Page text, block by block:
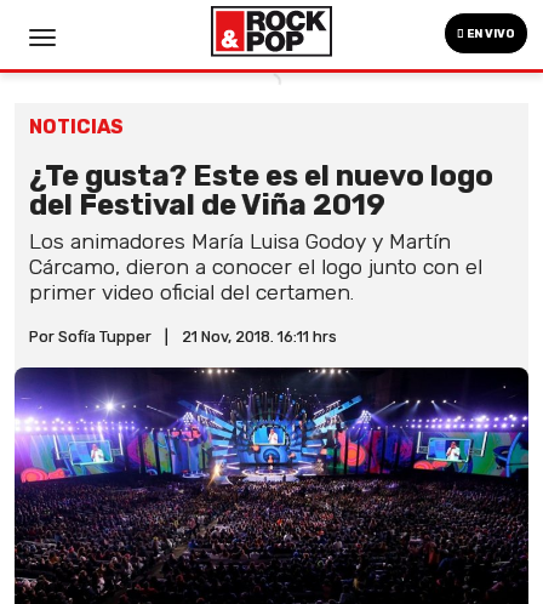
EN VIVO
NOTICIAS
¿Te gusta? Este es el nuevo logo
del Festival de Viña 2019
Los animadores María Luisa Godoy y Martín
Cárcamo, dieron a conocer el logo junto con el
primer video oficial del certamen.
Por Sofía Tupper 21 Nov, 2018. 16:11 hrs